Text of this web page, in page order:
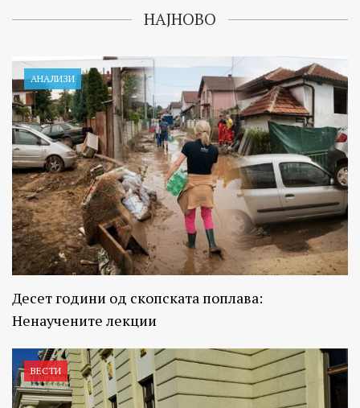
НАЈНОВО
АНАЛИЗИ
Десет години од скопската поплава:
Ненаучените лекции
ВЕСТИ